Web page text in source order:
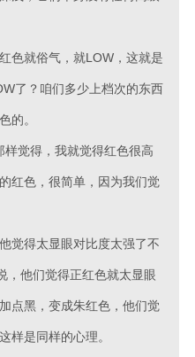
色就俗气，就LOW，这就是
了？咱们多少上档次的东西
的。
觉得，我就觉得红色很高
红色，很简单，因为我们觉
觉得太显眼对比度太强了不
，他们觉得正红色就太显眼
点黑，变成朱红色，他们觉
样是同样的心理。